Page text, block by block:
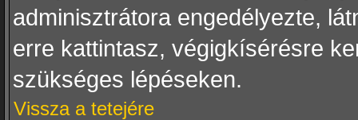
adminisztrátora engedélyezte,
erre kattintasz, végigkísérésre
szükséges lépéseken.
Vissza a tetejére